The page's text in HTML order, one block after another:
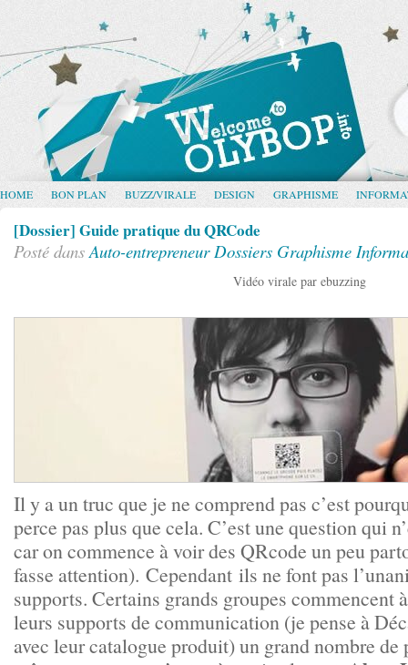
HOME BON PLAN BUZZ/VIRALE DESIGN GRAPHISME
[Dossier] Guide pratique du QRCode
Posté dansAuto-entrepreneur Dossiers Graphisme
Vidéo virale par ebuzzing
Il y a un truc que je ne comprend pas c’est
perce pas plus que cela. C’est une question qui
car on commence à voir des QRcode un peu
fasse attention). Cependant ils ne font pas
supports. Certains grands groupes commencent
leurs supports de communication (je pense à
avec leur catalogue produit) un grand nombre de